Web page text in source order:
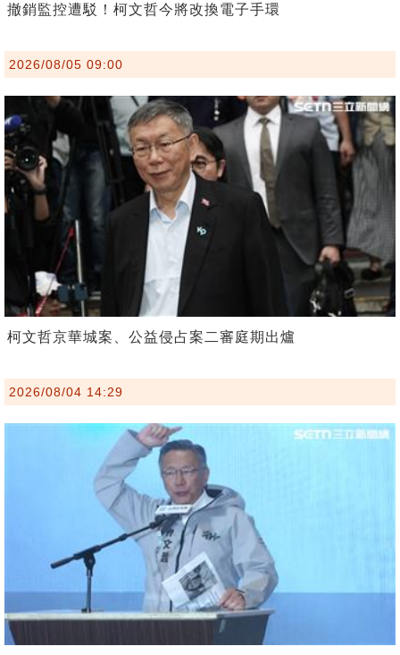
撤銷監控遭駁！柯文哲今將改換電子手環
2026/08/05 09:00
柯文哲京華城案、公益侵占案二審庭期出爐
2026/08/04 14:29